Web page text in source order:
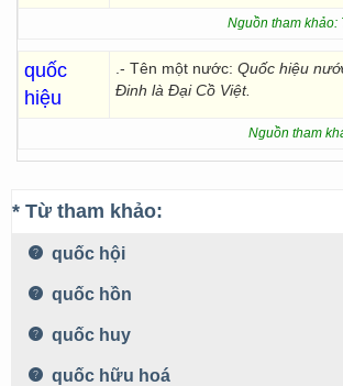
Nguồn tham khảo:
quốc
hiệu
.- Tên một nước: Quốc hiệu
Đinh là Đại Cồ Việt.
Nguồn tham
* Từ tham khảo:
quốc hội
quốc hồn
quốc huy
quốc hữu hoá